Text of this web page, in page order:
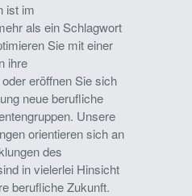
ist im
als ein Schlagwort
Sie mit einer
ihre
eröffnen Sie sich
neue berufliche
Unsere
orientieren sich an
des
in vielerlei Hinsicht
berufliche Zukunft.